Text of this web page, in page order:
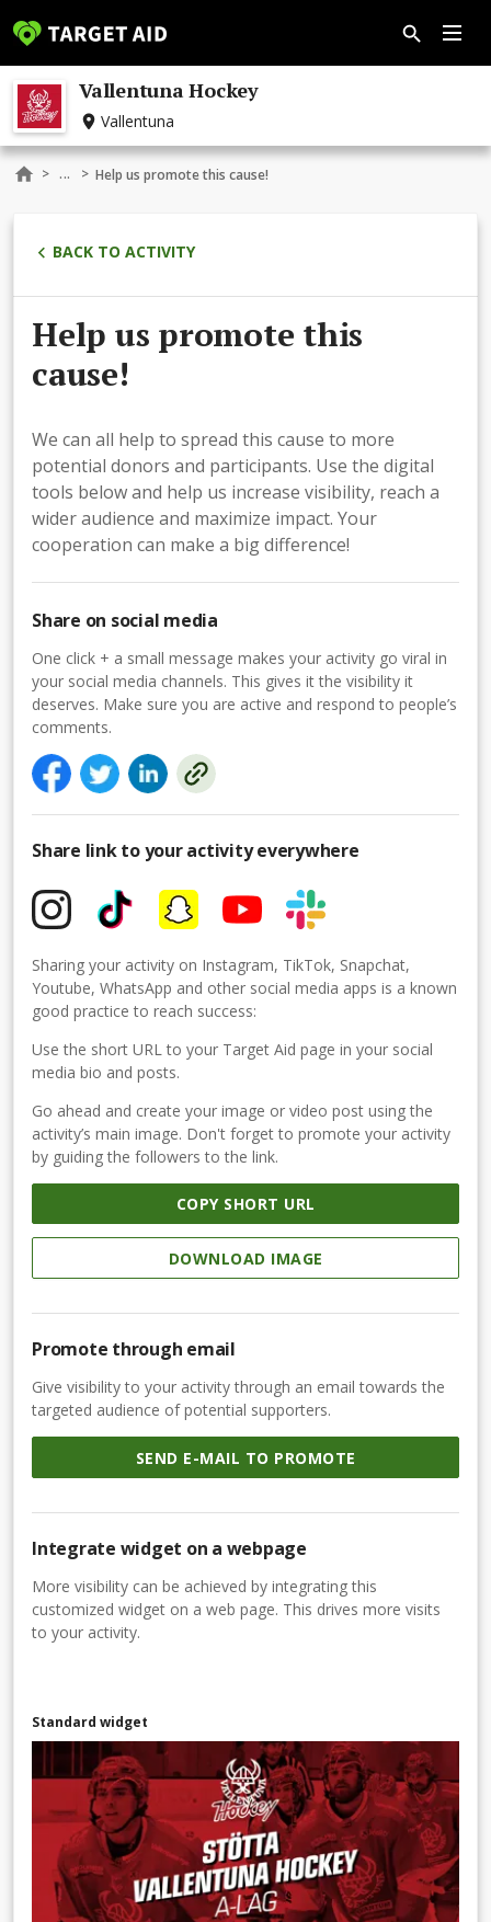
Vallentuna Hockey
Vallentuna
> ... > Help us promote this cause!
BACK TO ACTIVITY
Help us promote this
cause!
We can all help to spread this cause to more
potential donors and participants. Use the digital
tools below and help us increase visibility, reach a
wider audience and maximize impact. Your
cooperation can make a big difference!
Share on social media
One click + a small message makes your activity go viral in
your social media channels. This gives it the visibility it
deserves. Make sure you are active and respond to people’s
comments.
Share link to your activity everywhere
Sharing your activity on Instagram, TikTok, Snapchat,
Youtube, WhatsApp and other social media apps is a known
good practice to reach success:
Use the short URL to your Target Aid page in your social
media bio and posts.
Go ahead and create your image or video post using the
activity’s main image. Don't forget to promote your activity
by guiding the followers to the link.
COPY SHORT URL
DOWNLOAD IMAGE
Promote through email
Give visibility to your activity through an email towards the
targeted audience of potential supporters.
SEND E-MAIL TO PROMOTE
Integrate widget on a webpage
More visibility can be achieved by integrating this
customized widget on a web page. This drives more visits
to your activity.
Standard widget